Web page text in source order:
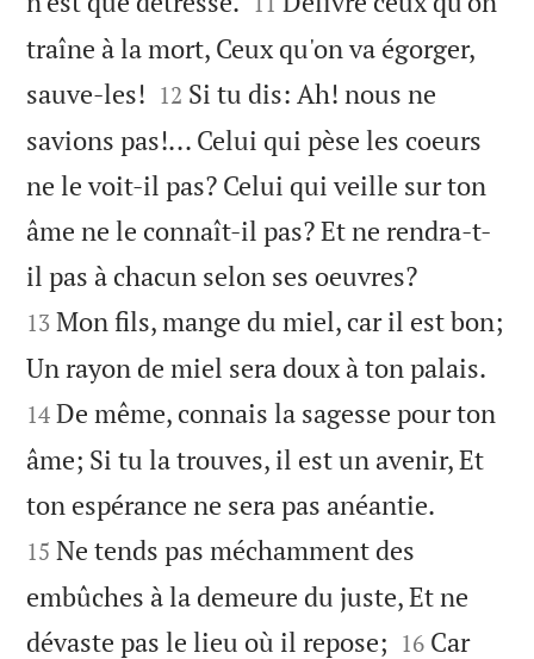
traîne à la mort, Ceux qu'on va égorger,
sauve-les! 

12 Si tu dis: Ah! nous ne
savions pas!... Celui qui pèse les coeurs
ne le voit-il pas? Celui qui veille sur ton
âme ne le connaît-il pas? Et ne rendra-t-
il pas à chacun selon ses oeuvres?
13 Mon fils, mange du miel, car il est bon;
Un rayon de miel sera doux à ton palais.
14 De même, connais la sagesse pour ton
âme; Si tu la trouves, il est un avenir, Et
ton espérance ne sera pas anéantie.
15 Ne tends pas méchamment des
embûches à la demeure du juste, Et ne
dévaste pas le lieu où il repose; 

16 Car